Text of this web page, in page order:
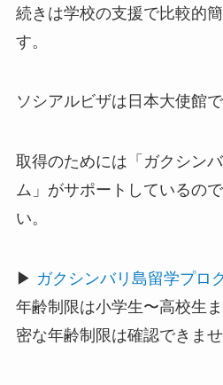
続きは学校の支援で比較的
す。
ソシアルビザは日本大使館
取得のためには「ガクシン
ム」がサポートしているの
い。
▶ ガクシンバリ島留学プロ
年齢制限は小学生〜高校生
密な年齢制限は確認できませ